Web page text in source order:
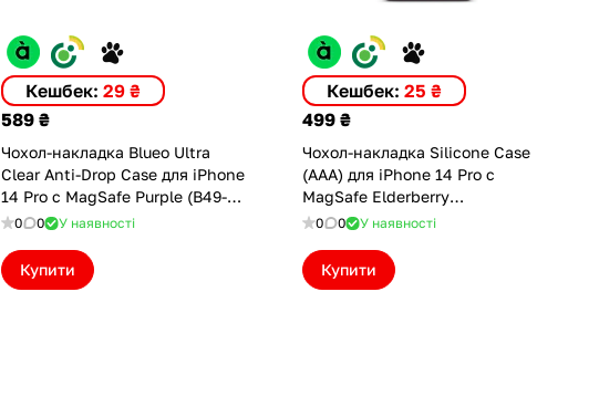
Кешбек:29 ₴
589 ₴
Чохол-накладка Blueo Ultra
Clear Anti-Drop Case для iPhone
14 Pro с MagSafe Purple (B49-
I14PP)
0 0 У наявності
Купити
Кешбек: 25 ₴
499 ₴
Чохол-накладка Silicone Case
(AAA) для iPhone 14 Pro с
MagSafe Elderberry
(ASC14PELD(M))
0 0 У наявності
Купити